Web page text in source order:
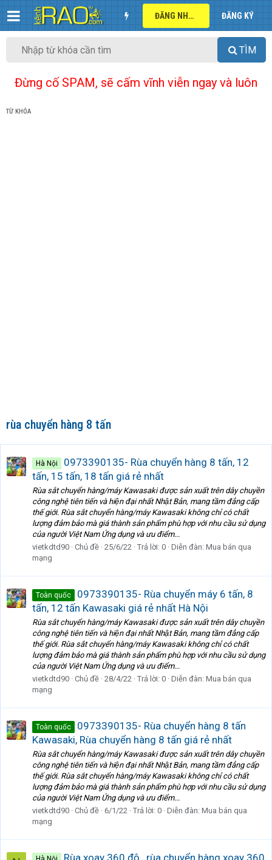
ĐĂNG NHẬP ĐĂNG KÝ
TÌM
Đừng cố SPAM, sẽ cấm vĩnh viễn ngay và luôn
TỪ KHÓA
rùa chuyển hàng 8 tấn
Hà Nội
0973390135- Rùa chuyển hàng 8 tấn, 12
tấn, 15 tấn, 18 tấn giá rẻ nhất
Rùa sắt chuyển hàng/máy Kawasaki được sản xuất trên dây chuyền
công nghệ tiên tiến và hiện đại nhất Nhật Bản, mang tầm đẳng cấp
thế giới. Rùa sắt chuyển hàng/máy Kawasaki không chỉ có chất
lượng đảm bảo mà giá thành sản phẩm phù hợp với nhu cầu sử dụng
của người Việt Nam Ứng dụng và ưu điểm...
vietkdtd90 Chủ đề 25/6/22 Trả lời: 0 Diễn đàn: Mua bán qua
mạng
Toàn quốc
0973390135- Rùa chuyển máy 6 tấn, 8
tấn, 12 tấn Kawasaki giá rẻ nhất Hà Nội
Rùa sắt chuyển hàng/máy Kawasaki được sản xuất trên dây chuyền
công nghệ tiên tiến và hiện đại nhất Nhật Bản, mang tầm đẳng cấp
thế giới. Rùa sắt chuyển hàng/máy Kawasaki không chỉ có chất
lượng đảm bảo mà giá thành sản phẩm phù hợp với nhu cầu sử dụng
của người Việt Nam Ứng dụng và ưu điểm...
vietkdtd90 Chủ đề 28/4/22 Trả lời: 0 Diễn đàn: Mua bán qua
mạng
Toàn quốc
0973390135- Rùa chuyển hàng 8 tấn
Kawasaki, Rùa chuyển hàng 8 tấn giá rẻ nhất
Rùa sắt chuyển hàng/máy Kawasaki được sản xuất trên dây chuyền
công nghệ tiên tiến và hiện đại nhất Nhật Bản, mang tầm đẳng cấp
thế giới. Rùa sắt chuyển hàng/máy Kawasaki không chỉ có chất
lượng đảm bảo mà giá thành sản phẩm phù hợp với nhu cầu sử dụng
của người Việt Nam Ứng dụng và ưu điểm...
vietkdtd90 Chủ đề 6/1/22 Trả lời: 0 Diễn đàn: Mua bán qua
mạng
Rùa xoay 360 độ , rùa chuyển hàng xoay 360